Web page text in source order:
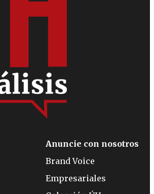
Anuncie con nosotros
Brand Voice
Empresariales